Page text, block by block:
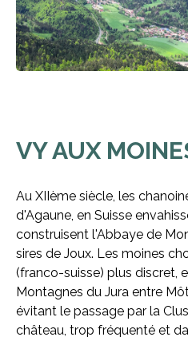
VY AUX
Au XIIème siècle, les
d'Agaune, en Suisse
construisent l'Abbaye de
sires de Joux. Les moines
(franco-suisse) plus discret,
Montagnes du Jura entre
évitant le passage par la
château, trop fréquenté et